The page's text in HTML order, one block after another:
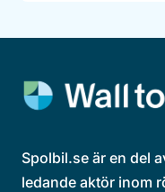
Spolbil.se är en del
ledande aktör inom